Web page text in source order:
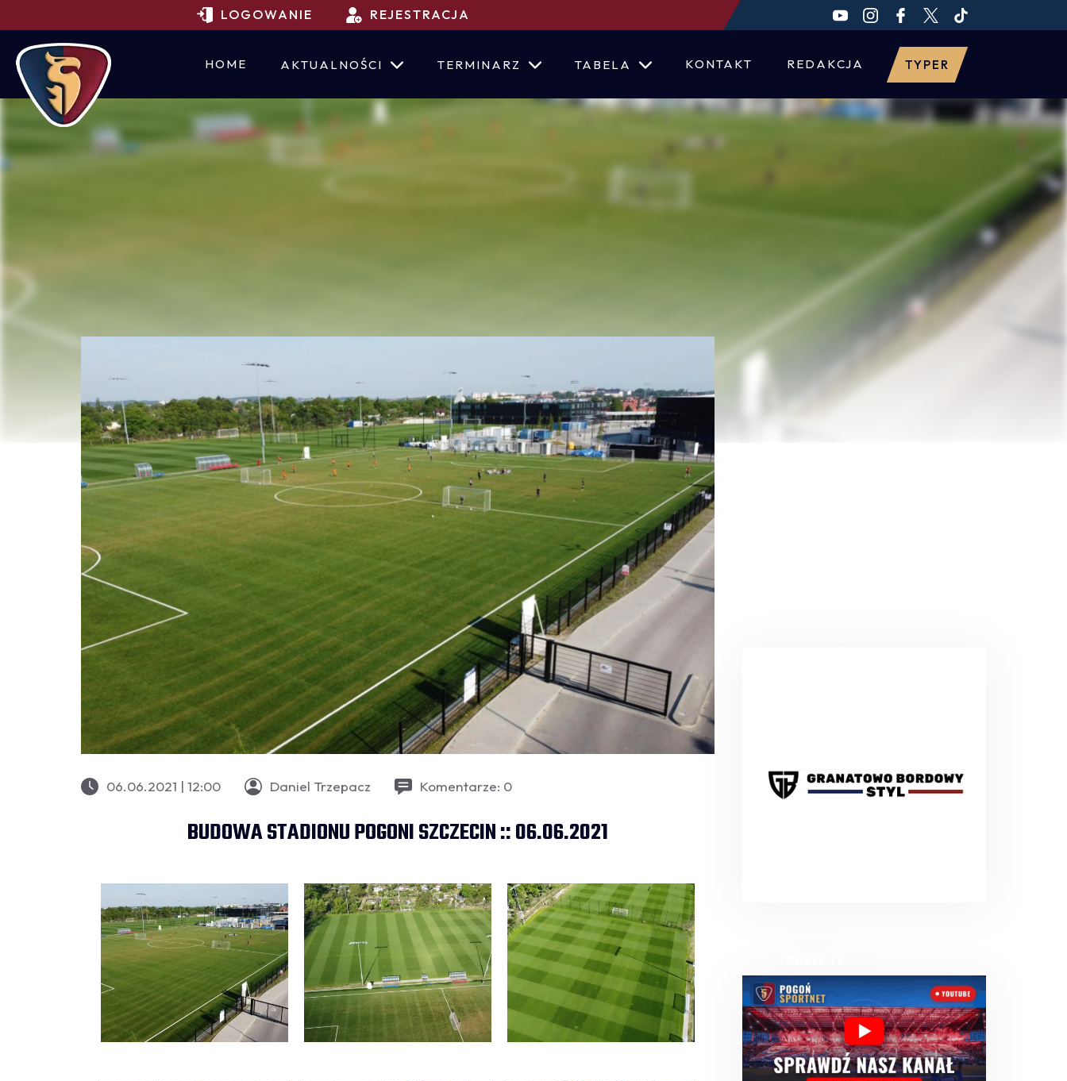
LOGOWANIE REJESTRACJA
HOME AKTUALNOŚCI TERMINARZ TABELA KONTAKT REDAKCJA TYPER
06.06.2021 | 12:00 Daniel Trzepacz Komentarze: 0
BUDOWA STADIONU POGONI SZCZECIN :: 06.06.2021